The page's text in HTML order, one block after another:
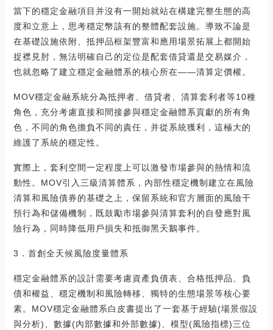
當下的穩定金融項目并沒有一開始就站在構建完整生態的高
度和立意上，思考穩定幣該有的整體配套設施。導致不論是
在基礎設施依附、抵押品框架豐富和應用場景拓展上都開始
捉襟見肘，無法明確自己的定位是配套借貸還是交易媒介，
也就忽略了建立穩定金融體系的核心所在——清算定價權。
MOV穩定金融系統分為抵押者、借貸者、清算套利者等10種
角色，充分考慮直接和間接參與穩定金融體系貢獻的所有角
色，不同的角色擔負不同的責任，并從系統獲利，這極大的
維護了系統的穩定性。
實際上，套利空間一定程度上可以激發市場參與的熱情和流
動性。MOV引入三級清算體系，內部性穩定機制建立在風險
清算和風險債券的基礎之上，保留系統和官方層面的風險干
預行為和儲備機制，既鼓勵市場參與清算套利的自發應對風
險行為，同時降低用戶損失和抵御黑天鵝事件。
3．首創全天候風險度量體系
穩定金融體系的設計需要考慮資產負債表、合格抵押品、負
債和權益、穩定機制和風險轉移、獨特的生態場景等核心要
素。MOV穩定金融體系白皮書提出了一套基于經驗(場景假設
與分析)、數據(內部數據和外部數據)、模型(風險指標)三位